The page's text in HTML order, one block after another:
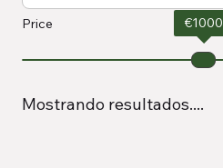
Price €1000
Mostrando resultados....